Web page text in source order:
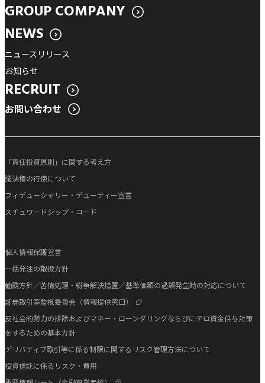
GROUP COMPANY
NEWS
ニュースリリース
お知らせ
RECRUIT
お問い合わせ
「責任投資原則」に関する考え方
議決権の行使について
フィデューシャリー・デューティー宣言
スチュワードシップ・コード
個人情報保護宣言
一括発注の取扱方針
勧誘方針／苦情処理・紛争解決措置／基準価額の過誤発生時の対応について
証券取引等監視委員会（情報提供窓口）
反社会的勢力の排除およびマネー・ローンダリングならびにテロ資金供与対策
をするための基本方針
デリバティブ取引等に係る制限に関するリスク管理方法について
投資信託に係るリスク・費用